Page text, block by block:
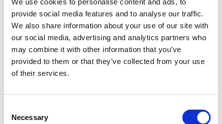
provide social media features and to analyse our traffic.
We also share information about your use of our site with
our social media, advertising and analytics partners who
may combine it with other information that you’ve
provided to them or that they’ve collected from your use
of their services.
Selection
Necessary
Myymälä: Wuorionkuja 4, Kemiö